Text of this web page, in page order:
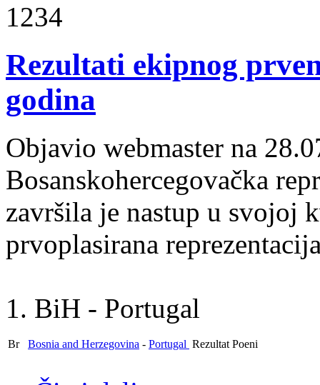
1234
Rezultati ekipnog
godina
Objavio webmaster na
Bosanskohercegovačka
završila je nastup u svojoj
prvoplasirana
1. BiH - Portugal
Br Bosnia and Herzegovina - Portugal Rezultat Poeni